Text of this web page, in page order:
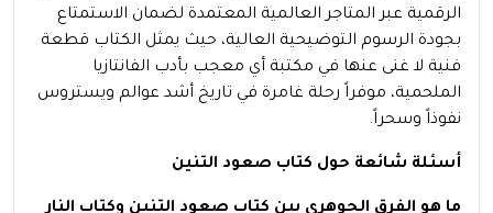
الرقمية عبر المتاجر العالمية المعتمدة لضمان الاستمتاع
بجودة الرسوم التوضيحية العالية، حيث يمثل الكتاب قطعة
فنية لا غنى عنها في مكتبة أي معجب بأدب الفانتازيا
الملحمية، موفراً رحلة غامرة في تاريخ أشد عوالم ويستروس
نفوذاً وسحراً.
أسئلة شائعة حول كتاب صعود التنين
ما هو الفرق الجوهري بين كتاب صعود التنين وكتاب النار